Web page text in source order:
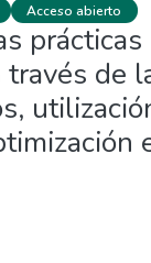
Acceso abierto
prácticas
de